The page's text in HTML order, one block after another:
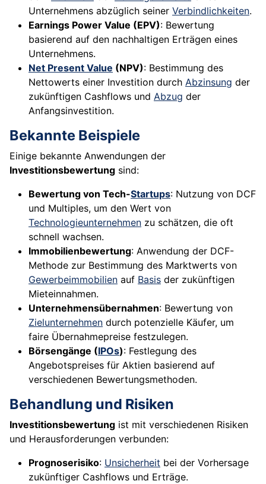
Unternehmens abzüglich seiner Verbindlichkeiten.
Earnings Power Value (EPV): Bewertung
basierend auf den nachhaltigen Erträgen eines
Unternehmens.
Net Present Value (NPV): Bestimmung des
Nettowerts einer Investition durch Abzinsung der
zukünftigen Cashflows und Abzug der
Anfangsinvestition.
Bekannte Beispiele
Einige bekannte Anwendungen der
Investitionsbewertung sind:
Bewertung von Tech-Startups: Nutzung von DCF
und Multiples, um den Wert von
Technologieunternehmen zu schätzen, die oft
schnell wachsen.
Immobilienbewertung: Anwendung der DCF-
Methode zur Bestimmung des Marktwerts von
Gewerbeimmobilien auf Basis der zukünftigen
Mieteinnahmen.
Unternehmensübernahmen: Bewertung von
Zielunternehmen durch potenzielle Käufer, um
faire Übernahmepreise festzulegen.
Börsengänge (IPOs): Festlegung des
Angebotspreises für Aktien basierend auf
verschiedenen Bewertungsmethoden.
Behandlung und Risiken
Investitionsbewertung ist mit verschiedenen Risiken
und Herausforderungen verbunden:
Prognoserisiko: Unsicherheit bei der Vorhersage
zukünftiger Cashflows und Erträge.